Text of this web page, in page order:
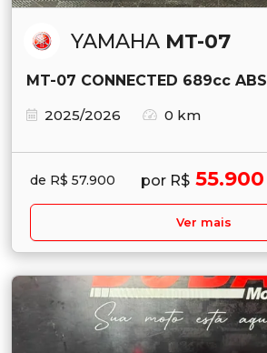
YAMAHA MT-07
MT-07 CONNECTED 689cc ABS
2025/2026
0 km
de R$ 57.900 por R$ 55.900
Ver mais